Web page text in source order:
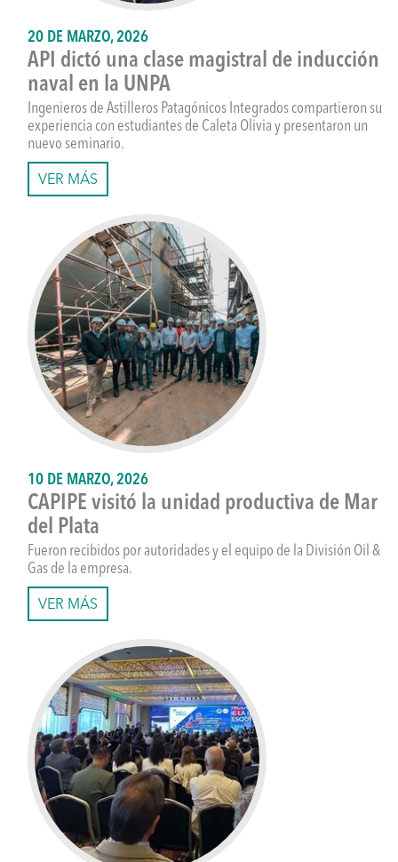
20 DE MARZO, 2026
API dictó una clase magistral de inducción
naval en la UNPA
Ingenieros de Astilleros Patagónicos Integrados compartieron su
experiencia con estudiantes de Caleta Olivia y presentaron un
nuevo seminario.
VER MÁS
10 DE MARZO, 2026
CAPIPE visitó la unidad productiva de Mar
del Plata
Fueron recibidos por autoridades y el equipo de la División Oil &
Gas de la empresa.
VER MÁS